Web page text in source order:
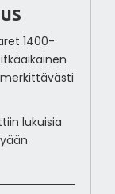
1400-
lukuisia